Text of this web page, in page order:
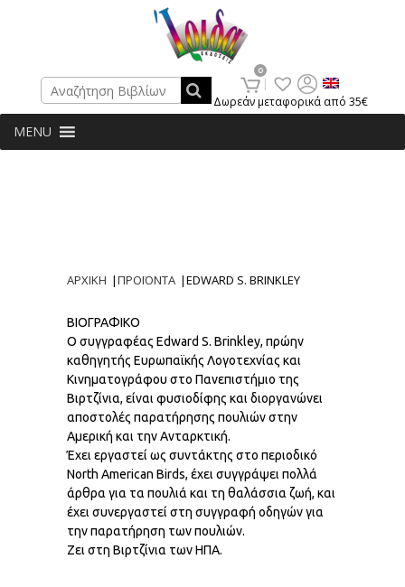
Δωρεάν μεταφορικά από 35€
Search
0
MENU
ΑΡΧΙΚΗ |ΠΡΟΪΟΝΤΑ |EDWARD S. BRINKLEY
ΒΙΟΓΡΑΦΙΚΟ
Ο συγγραφέας Edward S. Brinkley, πρώην
καθηγητής Ευρωπαϊκής Λογοτεχνίας και
Κινηματογράφου στο Πανεπιστήμιο της
Βιρτζίνια, είναι φυσιοδίφης και διοργανώνει
αποστολές παρατήρησης πουλιών στην
Αμερική και την Ανταρκτική.
Έχει εργαστεί ως συντάκτης στο περιοδικό
North American Birds, έχει συγγράψει πολλά
άρθρα για τα πουλιά και τη θαλάσσια ζωή, και
έχει συνεργαστεί στη συγγραφή οδηγών για
την παρατήρηση των πουλιών.
Ζει στη Βιρτζίνια των ΗΠΑ.